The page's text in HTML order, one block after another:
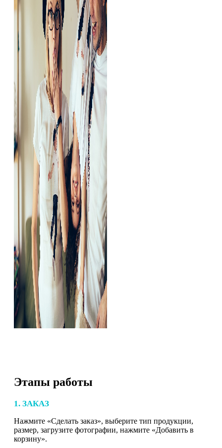
Этапы работы
1. ЗАКАЗ
Нажмите «Сделать заказ», выберите тип продукции,
размер, загрузите фотографии, нажмите «Добавить в
корзину».